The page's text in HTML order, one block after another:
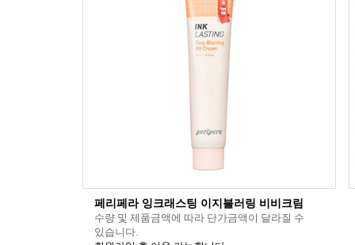
페리페라 잉크래스팅 이지블러링 비비크림
수량 및 제품금액에 따라 단가금액이 달라질 수
있습니다.